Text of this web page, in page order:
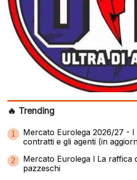
🔥 Trending
1
Mercato Eurolega 2026/27 -
contratti e gli agenti (in
2
Mercato Eurolega l La raffica
pazzeschi